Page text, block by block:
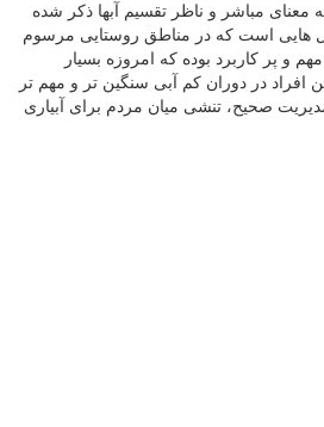
معنای مباشر و ناظر تقسیم آبها ذکر شده
هایی است که در مناطق روستایی مرسوم
و پر کاربرد بوده که امروزه بسیار
در دوران کم آبی سنگین تر و مهم تر
مدیریت صحیح، تنشی میان مردم برای آبیاری